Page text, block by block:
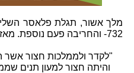
מלך אשור, תגלת פלאסר
732- והחריבה פעם נוספת. מאז העיר לא קמה מחדש לתחייה.
"לקדר ולממלכות חצור אשר
והיתה חצור למעון תנים